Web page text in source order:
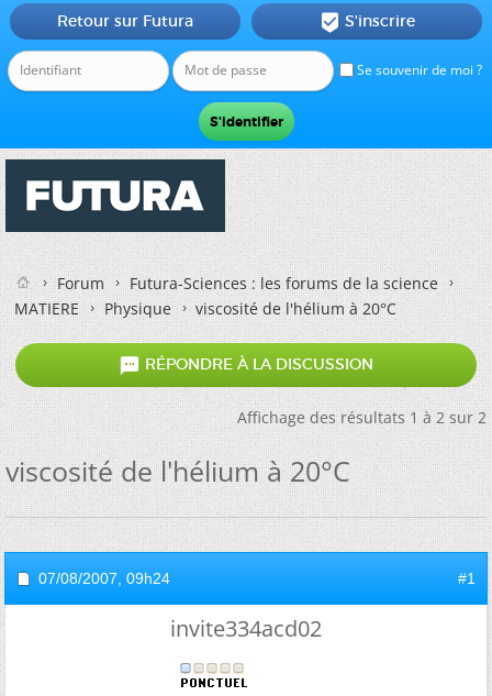
Se souvenir de moi ?
Retour sur Futura  S'inscrire
Forum
Futura-Sciences : les forums de la science
MATIERE
Physique viscosité de l'hélium à 20°C
 RÉPONDRE À LA DISCUSSION
Affichage des résultats 1 à 2 sur 2
viscosité de l'hélium à 20°C
07/08/2007, 09h24 #1
invite334acd02